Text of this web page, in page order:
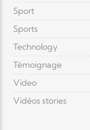
Sport
Sports
Technology
Témoignage
Video
Vidéos stories